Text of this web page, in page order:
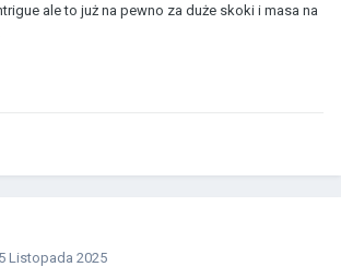
ale to już na pewno za duże skoki i masa na
Listopada 2025